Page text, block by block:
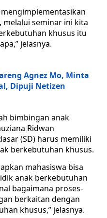
melalui seminar ini kita
khusus itu
jelasnya.
Agnez Mo, Minta
Dipuji Netizen
bimbingan anak
Ridwan
(SD) harus memiliki
berkebutuhan khusus.
mahasiswa bisa
anak berkebutuhan
bagaimana proses-
berkaitan dengan
khusus,” jelasnya.